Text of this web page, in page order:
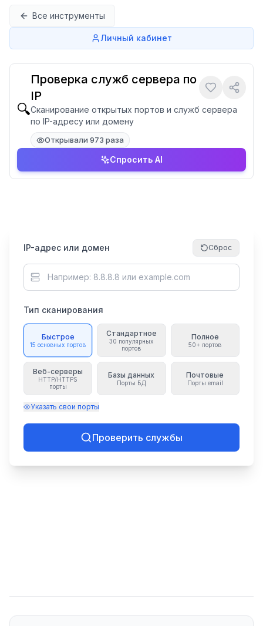
Все инструменты
Личный кабинет
🔍
Проверка служб сервера по
IP
Сканирование открытых портов и служб сервера
по IP-адресу или домену
Открывали 973 раза
Спросить AI
IP-адрес или домен Сброс
Тип сканирования
Быстрое
15 основных портов
Стандартное
30 популярных
портов
Полное
50+ портов
Веб-серверы
HTTP/HTTPS
порты
Базы данных
Порты БД
Почтовые
Порты email
Указать свои порты
Проверить службы